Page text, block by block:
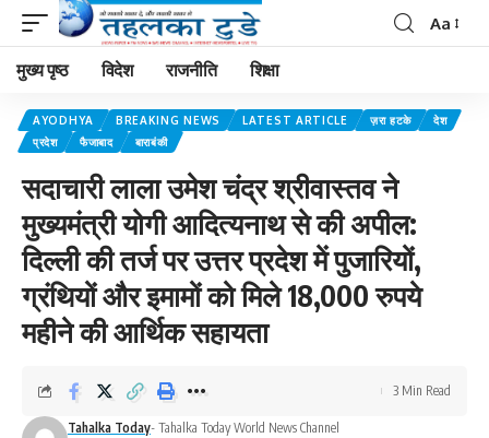
Aa
मुख्य पृष्ठ विदेश राजनीति शिक्षा
AYODHYA BREAKING NEWS LATEST ARTICLE ज़रा हटके
देश
प्रदेश
फैजाबाद बाराबंकी
सदाचारी लाला उमेश चंद्र श्रीवास्तव ने
मुख्यमंत्री योगी आदित्यनाथ से की अपील:
दिल्ली की तर्ज पर उत्तर प्रदेश में पुजारियों,
ग्रंथियों और इमामों को मिले 18,000 रुपये
महीने की आर्थिक सहायता
Tahalka Today- Tahalka Today World News Channel
3 Min Read